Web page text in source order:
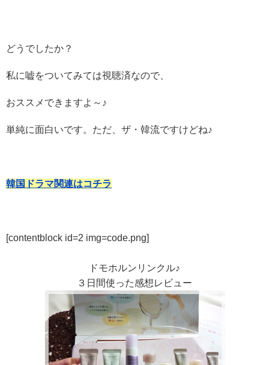
どうでしたか？
私に嘘をついてみては視聴済なので、
おススメできますよ～♪
単純に面白いです。ただ、ザ・韓流ですけどね♪
韓国ドラマ関連はコチラ
[contentblock id=2 img=code.png]
ドモホルンリンクル♪
３日間使った感想レビュー